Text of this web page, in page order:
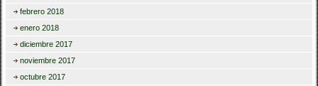
febrero 2018
enero 2018
diciembre 2017
noviembre 2017
octubre 2017